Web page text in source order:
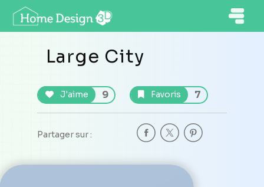
Large City
J'aime 9 Favoris 7
Partager sur :